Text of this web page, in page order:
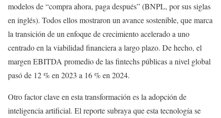
modelos de “compra ahora, paga después” (BNPL, por sus siglas
en inglés). Todos ellos mostraron un avance sostenible, que marca
la transición de un enfoque de crecimiento acelerado a uno
centrado en la viabilidad financiera a largo plazo. De hecho, el
margen EBITDA promedio de las fintechs públicas a nivel global
pasó de 12 % en 2023 a 16 % en 2024.
Otro factor clave en esta transformación es la adopción de
inteligencia artificial. El reporte subraya que esta tecnología se